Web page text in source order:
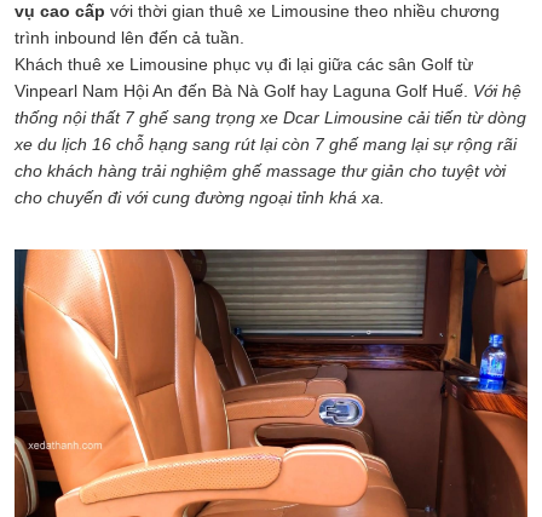
vụ cao cấp với thời gian thuê xe Limousine theo nhiều chương
trình inbound lên đến cả tuần.
Khách thuê xe Limousine phục vụ đi lại giữa các sân Golf từ
Vinpearl Nam Hội An đến Bà Nà Golf hay Laguna Golf Huế. Với hệ
thống nội thất 7 ghế sang trọng xe Dcar Limousine cải tiến từ dòng
xe du lịch 16 chỗ hạng sang rút lại còn 7 ghế mang lại sự rộng rãi
cho khách hàng trải nghiệm ghế massage thư giản cho tuyệt vời
cho chuyến đi với cung đường ngoại tỉnh khá xa.